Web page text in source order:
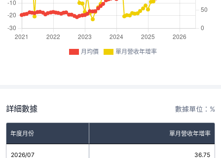
月均價 單月營收年增率
詳細數據 數據單位：%
年度月份 單月營收年增率
2026/07 36.75